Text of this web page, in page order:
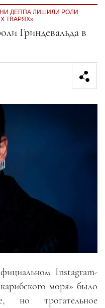
ДЕППА ЛИШИЛИ РОЛИ
ТВАРЯХ»
Гриндевальда в
Instagram-
моря» было
но трогательное